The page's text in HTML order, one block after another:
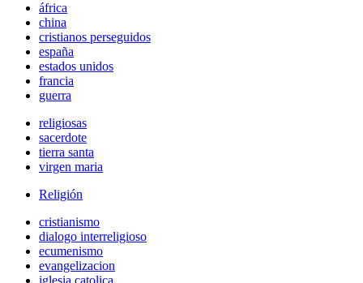
áfrica
china
cristianos perseguidos
españa
estados unidos
francia
guerra
religiosas
sacerdote
tierra santa
virgen maria
Religión
cristianismo
dialogo interreligioso
ecumenismo
evangelizacion
iglesia catolica